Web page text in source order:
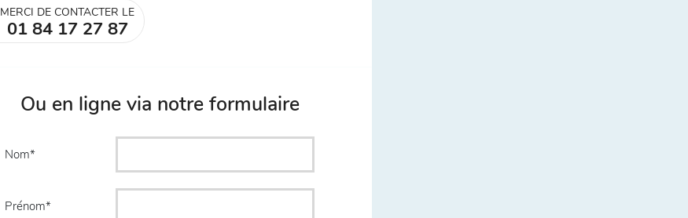
MERCI DE CONTACTER LE
01 84 17 27 87
Ou en ligne via notre formulaire
Nom
Prénom